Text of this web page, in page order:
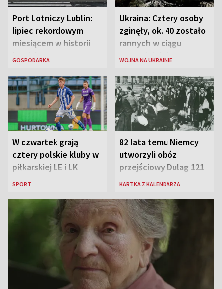
Port Lotniczy Lublin:
lipiec rekordowym
miesiącem w historii
lotniska
GOSPODARKA
Ukraina: Cztery osoby
zginęły, ok. 40 zostało
rannych w ciągu
ostatniej doby w
WOJNA NA UKRAINIE
W czwartek grają
cztery polskie kluby w
piłkarskiej LE i LK
SPORT
82 lata temu Niemcy
utworzyli obóz
przejściowy Dulag 121
KARTKA Z KALENDARZA